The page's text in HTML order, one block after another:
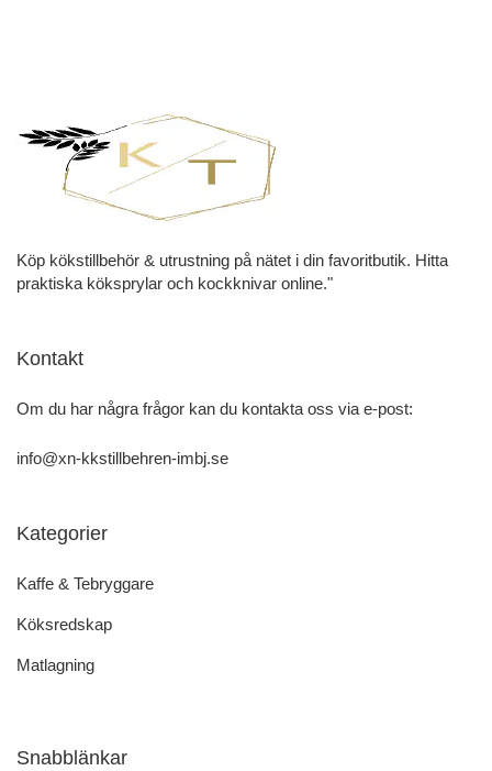
Köp kökstillbehör & utrustning på nätet i din favoritbutik. Hitta
praktiska köksprylar och kockknivar online."
Kontakt
Om du har några frågor kan du kontakta oss via e-post:
info@xn-kkstillbehren-imbj.se
Kategorier
Kaffe & Tebryggare
Köksredskap
Matlagning
Snabblänkar